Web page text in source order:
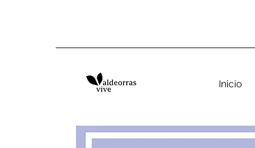
Inicio